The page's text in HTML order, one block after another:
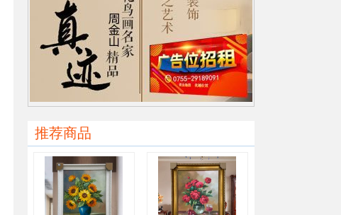
推荐商品